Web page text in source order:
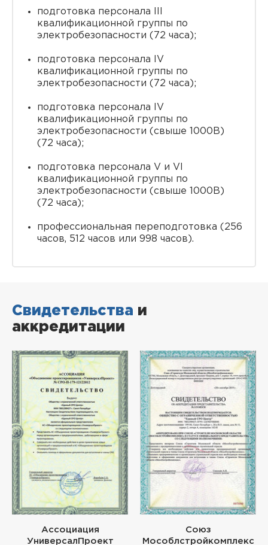
подготовка персонала III
квалификационной группы по
электробезопасности (72 часа);
подготовка персонала IV
квалификационной группы по
электробезопасности (72 часа);
подготовка персонала IV
квалификационной группы по
электробезопасности (свыше 1000В)
(72 часа);
подготовка персонала V и VI
квалификационной группы по
электробезопасности (свыше 1000В)
(72 часа);
профессиональная переподготовка (256
часов, 512 часов или 998 часов).
Свидетельства и
аккредитации
Ассоциация
УниверсалПроект
Союз
Мособлстройкомплекс